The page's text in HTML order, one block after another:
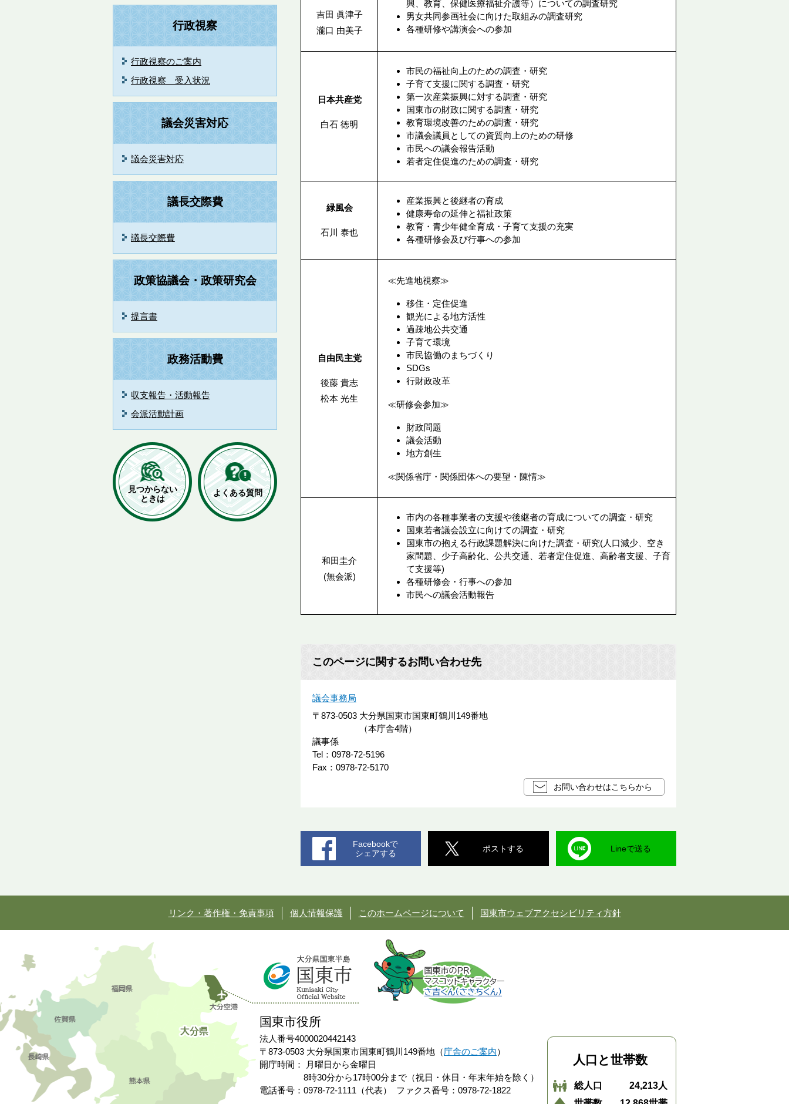
吉田 眞津子
瀧口 由美子
興、教育、保健医療福祉介護等）についての調査研究
男女共同参画社会に向けた取組みの調査研究
各種研修や講演会への参加
日本共産党
白石 徳明
市民の福祉向上のための調査・研究
子育て支援に関する調査・研究
第一次産業振興に対する調査・研究
国東市の財政に関する調査・研究
教育環境改善のための調査・研究
市議会議員としての資質向上のための研修
市民への議会報告活動
若者定住促進のための調査・研究
緑風会
石川 泰也
産業振興と後継者の育成
健康寿命の延伸と福祉政策
教育・青少年健全育成・子育て支援の充実
各種研修会及び行事への参加
自由民主党
後藤 貴志
松本 光生
≪先進地視察≫
移住・定住促進
観光による地方活性
過疎地公共交通
子育て環境
市民協働のまちづくり
SDGs
行財政改革
≪研修会参加≫
財政問題
議会活動
地方創生
≪関係省庁・関係団体への要望・陳情≫
和田圭介
(無会派)
市内の各種事業者の支援や後継者の育成についての調査・研究
国東若者議会設立に向けての調査・研究
国東市の抱える行政課題解決に向けた調査・研究(人口減少、空き
家問題、少子高齢化、公共交通、若者定住促進、高齢者支援、子育
て支援等)
各種研修会・行事への参加
市民への議会活動報告
このページに関するお問い合わせ先
議会事務局
〒873-0503 大分県国東市国東町鶴川149番地
（本庁舎4階）
議事係
Tel：0978-72-5196
Fax：0978-72-5170
お問い合わせはこちらから
Facebookで
シェアする
ポストする Lineで送る
行政視察
行政視察のご案内
行政視察 受入状況
議会災害対応
議会災害対応
議長交際費
議長交際費
政策協議会・政策研究会
提言書
政務活動費
収支報告・活動報告
会派活動計画
見つからない
ときは
よくある質問
リンク・著作権・免責事項 個人情報保護 このホームページについて 国東市ウェブアクセシビリティ方針
国東市役所
法人番号4000020442143
〒873-0503 大分県国東市国東町鶴川149番地（庁舎のご案内）
開庁時間：
月曜日から金曜日
8時30分から17時00分まで（祝日・休日・年末年始を除く）
電話番号：0978-72-1111（代表）
ファクス番号：0978-72-1822
人口と世帯数
総人口
24,213人